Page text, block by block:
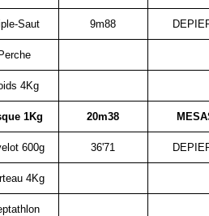
Saut 9m88
Perche
4Kg
1Kg 20m38
600g 36'71
4Kg